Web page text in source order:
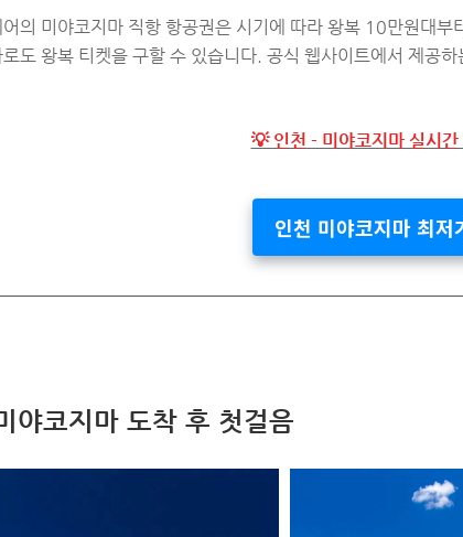
어의 미야코지마 직항 항공권은 시기에 따라 왕복 10만원대
로도 왕복 티켓을 구할 수 있습니다. 공식 웹사이트에서 제공
💡 인천 - 미야코지마 실시
인천 미야코지마 최저
야코지마 도착 후 첫걸음